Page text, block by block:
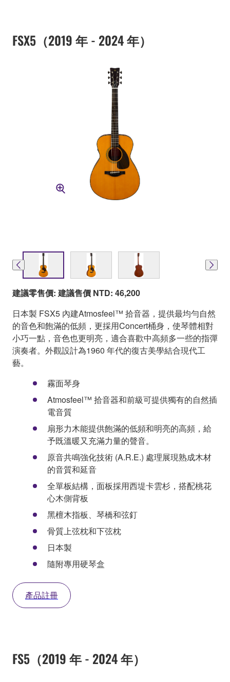
FSX5（2019 年 - 2024 年）
建議零售價: 建議售價 NTD: 46,200
日本製 FSX5 內建Atmosfeel™ 拾音器，提供最均勻自然
的音色和飽滿的低頻，更採用Concert桶身，使琴體相對
小巧一點，音色也更明亮，適合喜歡中高頻多一些的指彈
演奏者。外觀設計為1960 年代的復古美學結合現代工
藝。
霧面琴身
Atmosfeel™ 拾音器和前級可提供獨有的自然插
電音質
扇形力木能提供飽滿的低頻和明亮的高頻，給
予既溫暖又充滿力量的聲音。
原音共鳴強化技術 (A.R.E.) 處理展現熟成木材
的音質和延音
全單板結構，面板採用西堤卡雲杉，搭配桃花
心木側背板
黑檀木指板、琴橋和弦釘
骨質上弦枕和下弦枕
日本製
隨附專用硬琴盒
產品註冊
FS5（2019 年 - 2024 年）